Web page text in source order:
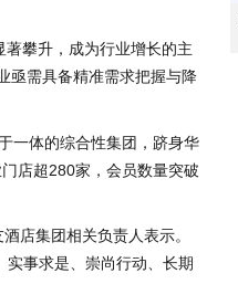
攀升，成为行业增长的主
亟需具备精准需求把握与降
体的综合性集团，跻身华
店超280家，会员数量突破
店集团相关负责人表示。
实事求是、崇尚行动、长期